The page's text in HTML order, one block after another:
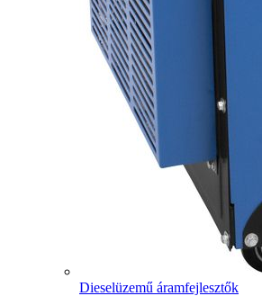
Dieselüzemű áramfejlesztők